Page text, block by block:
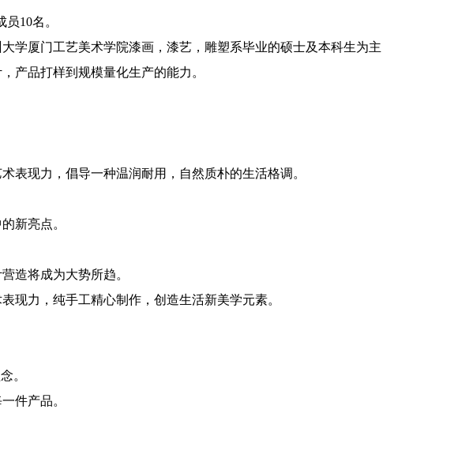
员10名。
学厦门工艺美术学院漆画，漆艺，雕塑系毕业的硕士及本科生为主
产品打样到规模量化生产的能力。
表现力，倡导一种温润耐用，自然质朴的生活格调。
新亮点。
造将成为大势所趋。
现力，纯手工精心制作，创造生活新美学元素。
。
件产品。